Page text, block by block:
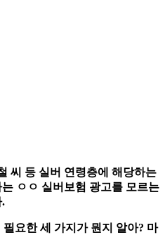
씨 등 실버 연령층에 해당하는
ㅇㅇ 실버보험 광고를 모르는
.
요한 세 가지가 뭔지 알아? 마